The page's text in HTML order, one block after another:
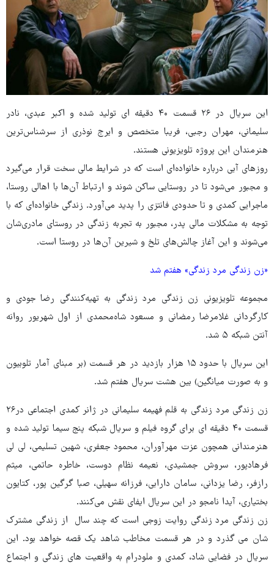
این سریال در ۲۶ قسمت ۴۰ دقیقه ای تولید شده و اکبر عبدی، نادر
سلیمانی، مهران رجبی، فریبا متخصص و ایرج نوذری از سرشناس‌ترین
هنرمندان این پروژه تلویزیونی هستند.
روزهای آبی درباره خانواده‌ای است که در شرایط مالی سخت قرار می‌گیرد
و مجبور می‌شود تا در روستایی ساکن شوند و ارتباط آن‌ها با اهالی روستا،
ماجرایی کمدی و تا حدودی فانتزی را پدید می‌آورد. زندگی خانواده‌ای که با
توجه به مشکلات مالی پدر، مجبور به تجربه زندگی در روستای مادری‌شان
می‌شوند و این آغاز چالش‌های تلخ و شیرین آن‌ها در روستا است.
«زن زندگی مرد زندگی» هفتم شد
مجموعه تلویزیونی زن زندگی مرد زندگی به تهیه‌کنندگی رضا جودی و
کارگردانی غلامرضا رمضانی و مسعود شاه‌محمدی از اول شهریور روانه
آنتن شبکه ۵ شد.
این سریال با حدود ۱۵ هزار بازدید در هر قسمت (بر مبنای آمار تلوبیون
و به صورت میانگین) بین هشت سریال هفتم شد.
زن زندگی مرد زندگی به قلم فهیمه سلیمانی در ژانر کمدی اجتماعی در۲۶
قسمت ۴۰ دقیقه ای برای گروه فیلم و سریال شبکه پنج سیما تولید شده و
هنرمندانی همچون عزت مهرآوران، محمود جعفری، شهین تسلیمی، لی لی
فرهادپور، سروش جمشیدی، نعیمه نظام دوست، خاطره حاتمی، میثم
رازفر، رضا یزدانی، سامان دارابی، فرزانه سهیلی، صبا گرگین پور، کتایون
بختیاری، آیدا نامجو در این سریال ایفای نقش می‌کنند.
زن زندگی مرد زندگی روایت زوجی است که چند سال از زندگی مشترک
شان می گذرد و در هر قسمت مخاطب شاهد یک قصه خواهد بود. این
سریال در فضایی شاد، کمدی و ملودرام به واقعیت های زندگی و اجتماع